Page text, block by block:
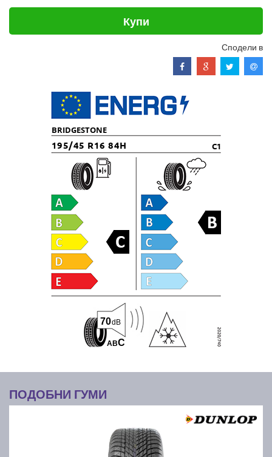
Купи
Сподели в
BRIDGESTONE
195/45 R16 84H C1
ABC
70dB
ПОДОБНИ ГУМИ